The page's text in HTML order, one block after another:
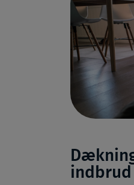
indbrud